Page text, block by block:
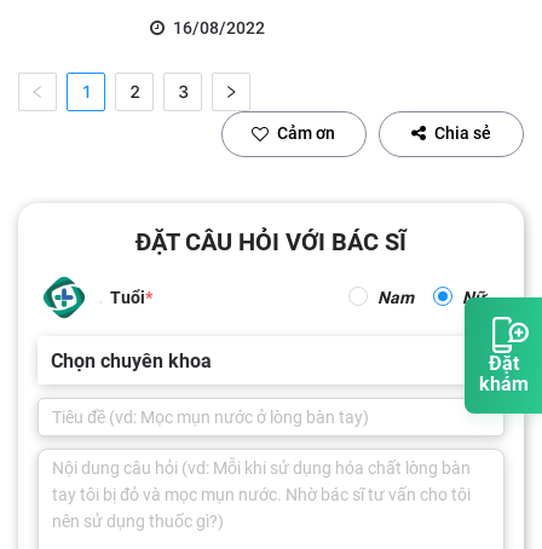
Đặt
khám
16/08/2022
1 2 3
Cảm ơn Chia sẻ
ĐẶT CÂU HỎI VỚI BÁC SĨ
Tuổi Nam Nữ
Chọn chuyên khoa